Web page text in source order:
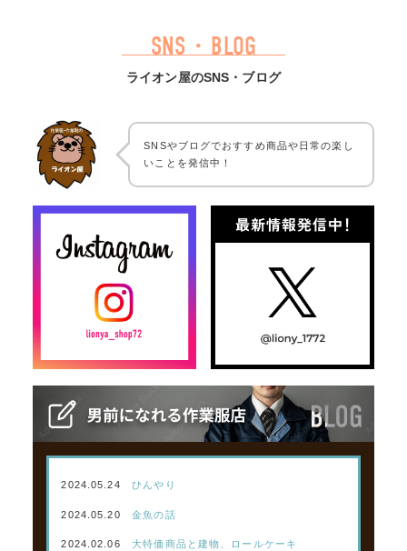
SNS・BLOG
ライオン屋のSNS・ブログ
SNSやブログでおすすめ商品や日常の楽し
いことを発信中！
2024.05.24 ひんやり
2024.05.20 金魚の話
2024.02.06 大特価商品と建物、ロールケーキ